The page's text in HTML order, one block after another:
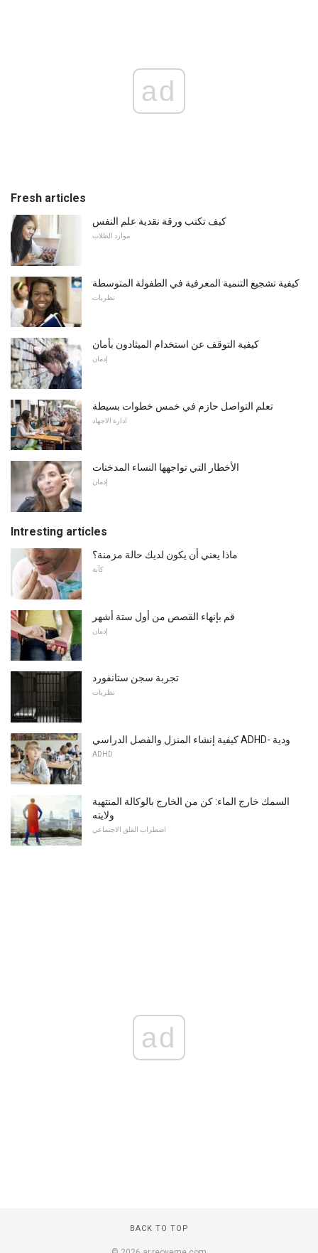
ad
Fresh articles
كيف تكتب ورقة نقدية علم النفس
موارد الطلاب
كيفية تشجيع التنمية المعرفية في الطفولة المتوسطة
نظريات
كيفية التوقف عن استخدام الميثادون بأمان
إدمان
تعلم التواصل حازم في خمس خطوات بسيطة
ادارة الاجهاد
الأخطار التي تواجهها النساء المدخنات
إدمان
Intresting articles
ماذا يعني أن يكون لديك حالة مزمنة؟
كآبة
قم بإنهاء القصص من أول ستة أشهر
إدمان
تجربة سجن ستانفورد
نظريات
كيفية إنشاء المنزل والفصل الدراسي ADHD- ودية
ADHD
السمك خارج الماء: كن من الخارج بالوكالة المنتهية
ولايته
اضطراب القلق الاجتماعي
ad
BACK TO TOP